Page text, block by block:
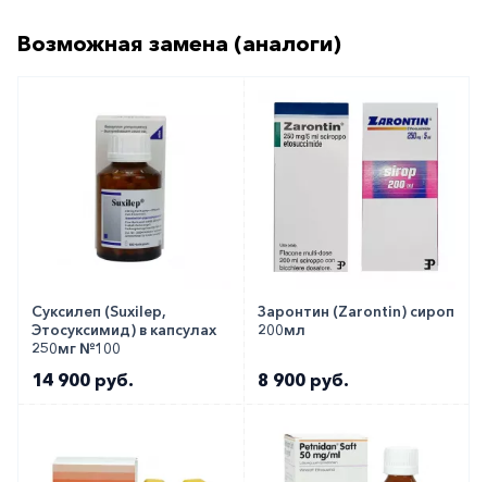
Сердечные
Сосудистые
Тромбозы
Урология
нос
Хирургия
Щитовидная
Возможная замена (аналоги)
Суксилеп (Suxilep,
Этосуксимид) в капсулах
250мг №100
14 900 руб.
Заронтин (Zarontin) сироп
200мл
8 900 руб.